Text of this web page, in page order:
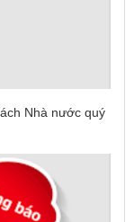
Nhà nước quý